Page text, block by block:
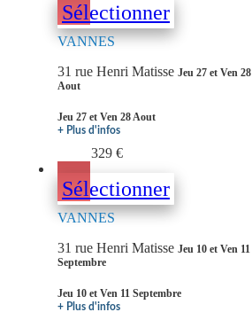
Sélectionner
VANNES
31 rue Henri Matisse Jeu 27 et Ven 28
Aout
Jeu 27 et Ven 28 Aout
+ Plus d'infos
329 €
Sélectionner
VANNES
31 rue Henri Matisse Jeu 10 et Ven 11
Septembre
Jeu 10 et Ven 11 Septembre
+ Plus d'infos